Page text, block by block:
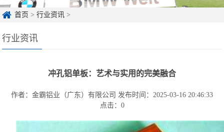
首页 >行业资讯 >
行业资讯
冲孔铝单板：艺术与实用的完美融合
作者：金霸铝业（广东）有限公司 发布时间：2025-03-16 20:46:33
点击： 0